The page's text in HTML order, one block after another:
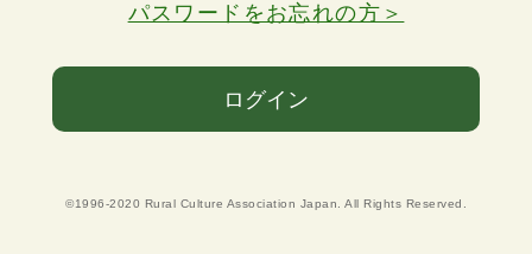
パスワードをお忘れの方＞
ログイン
©1996-2020 Rural Culture Association Japan. All Rights Reserved.